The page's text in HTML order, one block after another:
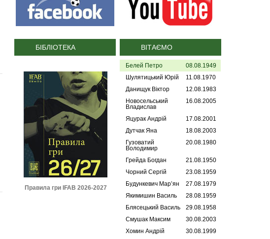
БІБЛІОТЕКА
Регламент УАФ зі статусу і
Дисциплінарні правила УАФ
(2025)
ВІТАЄМО
Белей Петро
08.08.1949
Шулятицький Юрій
11.08.1970
Данищук Віктор
12.08.1983
Новосельський
Владислав
16.08.2005
Яцурак Андрій
17.08.2001
Дутчак Яна
18.08.2003
Гузоватий
Володимир
20.08.1980
Грейда Богдан
21.08.1950
Чорний Сергій
23.08.1959
Будункевич Мар’ян
27.08.1979
Якимишин Василь
28.08.1959
Блясецький Василь
29.08.1958
Смушак Максим
30.08.2003
Хомин Андрій
30.08.1999